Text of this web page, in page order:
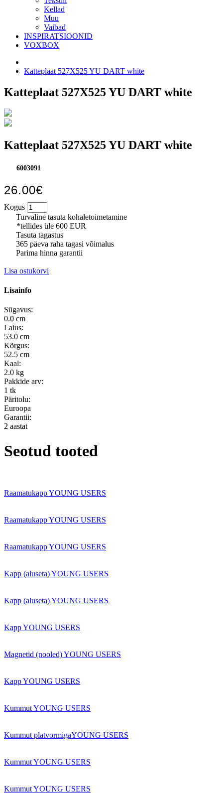
Kellad
Muu
Vaibad
INSPIRATSIOONID
VOXBOX
Katteplaat 527X525 YU DART white
Katteplaat 527X525 YU DART white
Katteplaat 527X525 YU DART white
6003091
26.00€
Kogus
Turvaline tasuta kohaletoimetamine
*tellides üle 600 EUR
Tasuta tagastus
365 päeva raha tagasi võimalus
Parima hinna garantii
Lisa ostukorvi
Lisainfo
Sügavus:
0.0 cm
Laius:
53.0 cm
Kõrgus:
52.5 cm
Kaal:
2.0 kg
Pakkide arv:
1 tk
Päritolu:
Euroopa
Garantii:
2 aastat
Seotud tooted
Raamatukapp YOUNG USERS
Raamatukapp YOUNG USERS
Raamatukapp YOUNG USERS
Kapp (aluseta) YOUNG USERS
Kapp (aluseta) YOUNG USERS
Kapp YOUNG USERS
Magnetid (nooled) YOUNG USERS
Kapp YOUNG USERS
Kummut YOUNG USERS
Kummut platvormigaYOUNG USERS
Kummut YOUNG USERS
Kummut YOUNG USERS